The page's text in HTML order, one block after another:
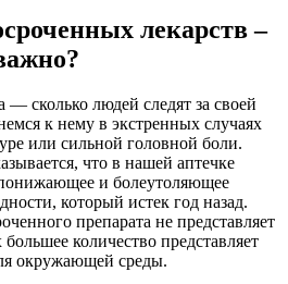
лекарств –
— сколько людей следят за своей
к нему в экстренных случаях
или сильной головной боли.
что в нашей аптечке
и болеутоляющее
который истек год назад.
препарата не представляет
количество представляет
окружающей среды.